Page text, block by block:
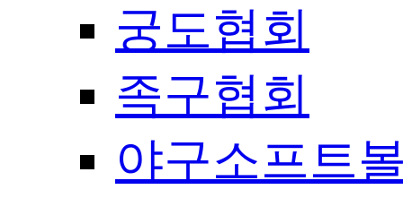
궁도협회
족구협회
야구소프트